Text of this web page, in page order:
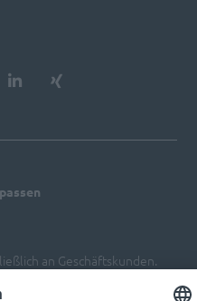
an Geschäftskunden.